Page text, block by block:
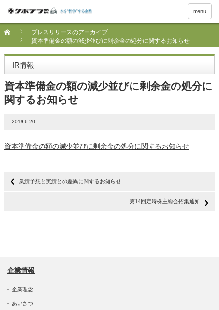
menu
プレスリリースのアーカイブ
資本準備金の額の減少並びに剰余金の処分に関するお知らせ
IR情報
資本準備金の額の減少並びに剰余金の処分に
関するお知らせ
2019.6.20
資本準備金の額の減少並びに剰余金の処分に関するお知らせ
業績予想と実績との差異に関するお知らせ
第14回定時株主総会招集通知
企業情報
企業理念
あいさつ